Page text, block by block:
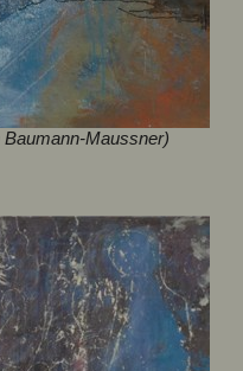
Baumann-Maussner)